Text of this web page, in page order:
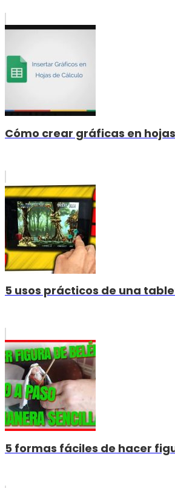
Cómo crear gráficas en
5 usos prácticos de una
5 formas fáciles de hacer